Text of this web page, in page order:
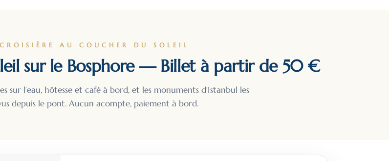
AU COUCHER DU SOLEIL
sur le Bosphore — Billet à partir de 50 €
sur l’eau, hôtesse et café à bord, et les monuments d’Istanbul les
depuis le pont. Aucun acompte, paiement à bord.